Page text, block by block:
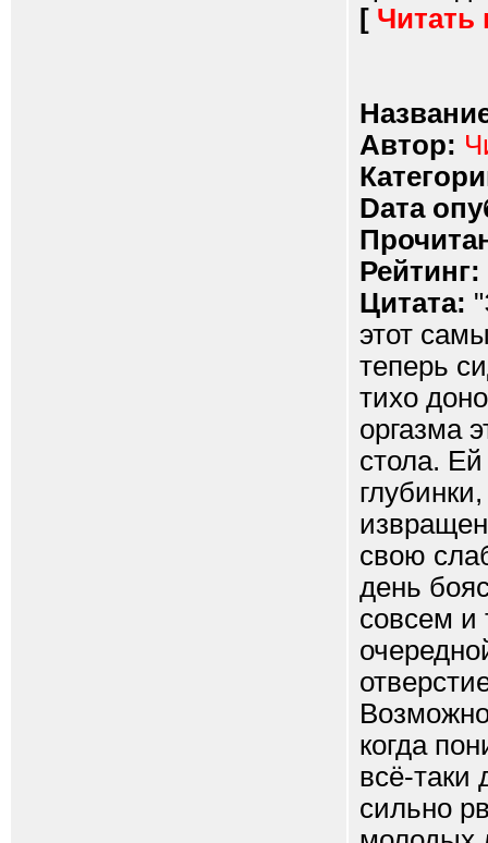
[ Читать
Автор:
Dата
Рейтинг:
Цитата:
этот
теперь
тихо
оргазма
стола.
свою
день
совсем и
когда
всё-таки
сильно